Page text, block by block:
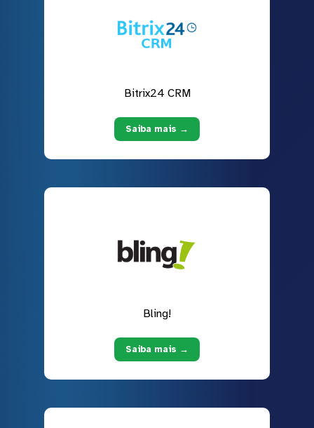
Bitrix24 CRM
Saiba mais →
Bling!
Saiba mais →